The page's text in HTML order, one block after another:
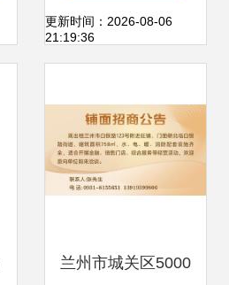
何以数字化服务重
更新时间：2026-08-06
21:19:36
兰州市城关区5000